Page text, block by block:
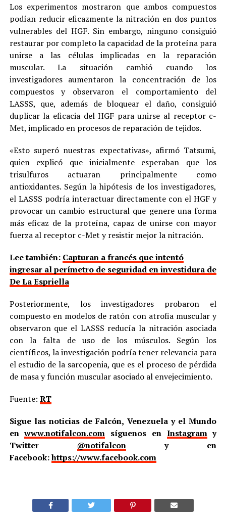
Los experimentos mostraron que ambos compuestos
podían reducir eficazmente la nitración en dos puntos
vulnerables del HGF. Sin embargo, ninguno consiguió
restaurar por completo la capacidad de la proteína para
unirse a las células implicadas en la reparación
muscular. La situación cambió cuando los
investigadores aumentaron la concentración de los
compuestos y observaron el comportamiento del
LASSS, que, además de bloquear el daño, consiguió
duplicar la eficacia del HGF para unirse al receptor c-
Met, implicado en procesos de reparación de tejidos.
«Esto superó nuestras expectativas», afirmó Tatsumi,
quien explicó que inicialmente esperaban que los
trisulfuros actuaran principalmente como
antioxidantes. Según la hipótesis de los investigadores,
el LASSS podría interactuar directamente con el HGF y
provocar un cambio estructural que genere una forma
más eficaz de la proteína, capaz de unirse con mayor
fuerza al receptor c-Met y resistir mejor la nitración.
Lee también: Capturan a francés que intentó
ingresar al perímetro de seguridad en investidura de
De La Espriella
Posteriormente, los investigadores probaron el
compuesto en modelos de ratón con atrofia muscular y
observaron que el LASSS reducía la nitración asociada
con la falta de uso de los músculos. Según los
científicos, la investigación podría tener relevancia para
el estudio de la sarcopenia, que es el proceso de pérdida
de masa y función muscular asociado al envejecimiento.
Fuente: RT
Sigue las noticias de Falcón, Venezuela y el Mundo
enwww.notifalcon.com síguenos en Instagramy
Twitter @notifalcony en
Facebook:https://www.facebook.com